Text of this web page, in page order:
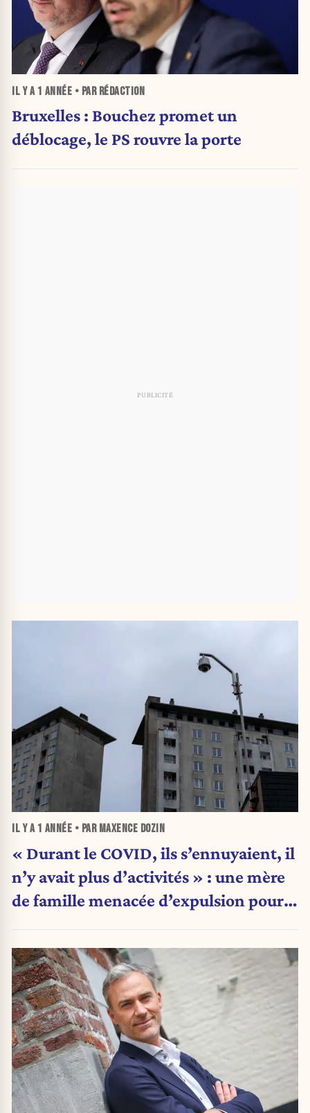
IL Y A 1 ANNÉE • PAR RÉDACTION
Bruxelles : Bouchez promet un
déblocage, le PS rouvre la porte
IL Y A 1 ANNÉE • PAR MAXENCE DOZIN
« Durant le COVID, ils s’ennuyaient, il
n’y avait plus d’activités » : une mère
de famille menacée d’expulsion pour